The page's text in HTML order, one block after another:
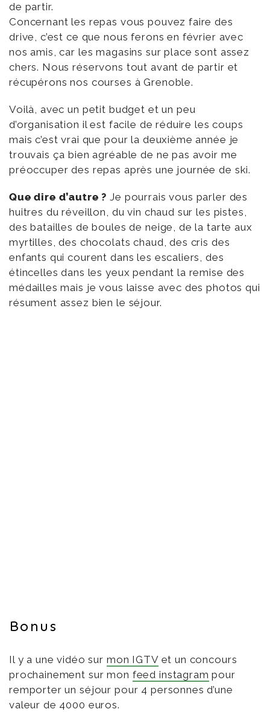
de partir.
Concernant les repas vous pouvez faire des
drive, c’est ce que nous ferons en février avec
nos amis, car les magasins sur place sont assez
chers. Nous réservons tout avant de partir et
récupérons nos courses à Grenoble.
Voilà, avec un petit budget et un peu
d’organisation il est facile de réduire les coups
mais c’est vrai que pour la deuxième année je
trouvais ça bien agréable de ne pas avoir me
préoccuper des repas après une journée de ski.
Que dire d’autre ?Je pourrais vous parler des
huitres du réveillon, du vin chaud sur les pistes,
des batailles de boules de neige, de la tarte aux
myrtilles, des chocolats chaud, des cris des
enfants qui courent dans les escaliers, des
étincelles dans les yeux pendant la remise des
médailles mais je vous laisse avec des photos qui
résument assez bien le séjour.
Bonus
Il y a une vidéo sur mon IGTVet un concours
prochainement sur mon feed instagram pour
remporter un séjour pour 4 personnes d’une
valeur de 4000 euros.